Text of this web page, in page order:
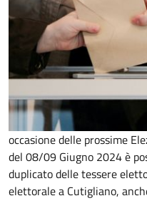
occasione delle prossime
del 08/09 Giugno 2024 è
duplicato delle tessere
elettorale a Cutigliano,